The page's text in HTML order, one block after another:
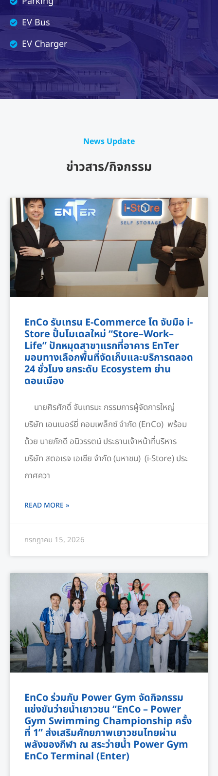
EV Bus
EV Charger
News Update
ข่าวสาร/กิจกรรม
EnCo รับเทรน E-Commerce โต จับมือ i-
Store ปั้นโมเดลใหม่ “Store–Work–
Life” ปักหมุดสาขาแรกที่อาคาร EnTer
มอบทางเลือกพื้นที่จัดเก็บและบริการตลอด
24 ชั่วโมง ยกระดับ Ecosystem ย่าน
ดอนเมือง
นายศิรศักดิ์ จันเทรมะ กรรมการผู้จัดการใหญ่
บริษัท เอนเนอร์ยี่ คอมเพล็กซ์ จำกัด (EnCo) พร้อม
ด้วย นายภักดี อนิวรรตน์ ประธานเจ้าหน้าที่บริหาร
บริษัท สตอเรจ เอเชีย จำกัด (มหาชน) (i-Store) ประ
กาศควา
READ MORE »
กรกฎาคม 15, 2026
EnCo ร่วมกับ Power Gym จัดกิจกรรม
แข่งขันว่ายน้ำเยาวชน “EnCo – Power
Gym Swimming Championship ครั้ง
ที่ 1” ส่งเสริมศักยภาพเยาวชนไทยผ่าน
พลังของกีฬา ณ สระว่ายน้ำ Power Gym
EnCo Terminal (Enter)